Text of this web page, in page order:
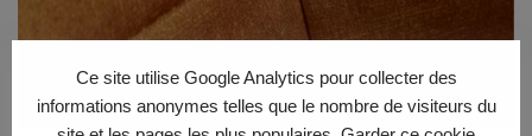
Ce site utilise Google Analytics pour collecter des
informations anonymes telles que le nombre de visiteurs du